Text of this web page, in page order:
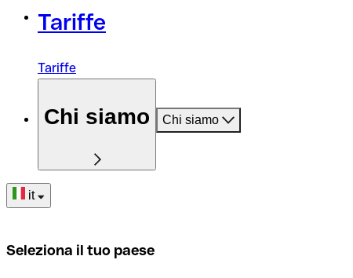
Tariffe
Tariffe
Chi siamo Chi siamo
it
Seleziona il tuo paese